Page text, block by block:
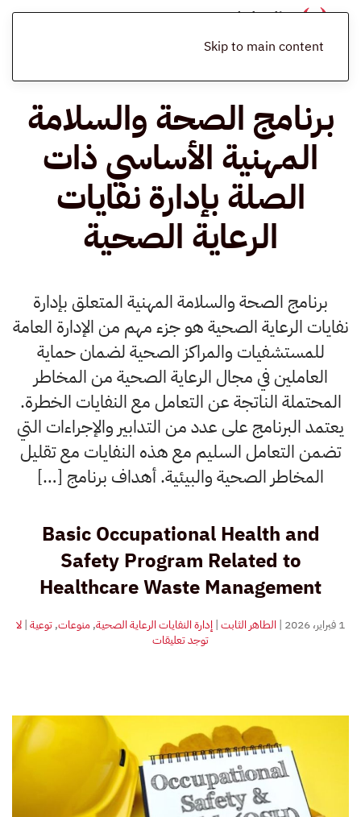
Skip to main content
المهنية الأساسي ذات الصلة بإدارة نفايات الرعاية الصحية
برنامج الصحة والسلامة
المهنية الأساسي ذات
الصلة بإدارة نفايات
الرعاية الصحية
برنامج الصحة والسلامة المهنية المتعلق بإدارة
نفايات الرعاية الصحية هو جزء مهم من الإدارة العامة
للمستشفيات والمراكز الصحية لضمان حماية
العاملين في مجال الرعاية الصحية من المخاطر
المحتملة الناتجة عن التعامل مع النفايات الخطرة.
يعتمد البرنامج على عدد من التدابير والإجراءات التي
تضمن التعامل السليم مع هذه النفايات مع تقليل
المخاطر الصحية والبيئية. أهداف برنامج […]
Basic Occupational Health and
Safety Program Related to
Healthcare Waste Management
1 فبراير، 2026 | الطاهر الثابت| إدارة النفايات الرعاية الصحية,منوعات,توعية|لا
توجد تعليقاتعلى
الأساسي
الصلة
بإدارة
نفايات
الرعاية
الصحية